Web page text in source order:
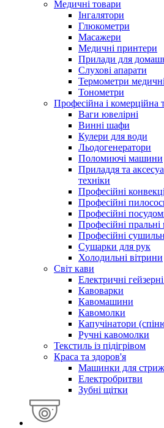
Медичні товари
Інгалятори
Глюкометри
Масажери
Медичні принтери
Прилади для
Слухові апарати
Термометри медичні
Тонометри
Професійна і комерційна
Ваги ювелірні
Винні шафи
Кулери для води
Льодогенератори
Поломиючі машини
Приладдя та
техніки
Професійні
Професійні
Професійні
Професійні
Професійні
Сушарки для рук
Холодильні вітрини
Світ кави
Електричні
Кавоварки
Кавомашини
Кавомолки
Капучінатори
Ручні кавомолки
Текстиль із підігрівом
Краса та здоров'я
Машинки для
Електробритви
Зубні щітки